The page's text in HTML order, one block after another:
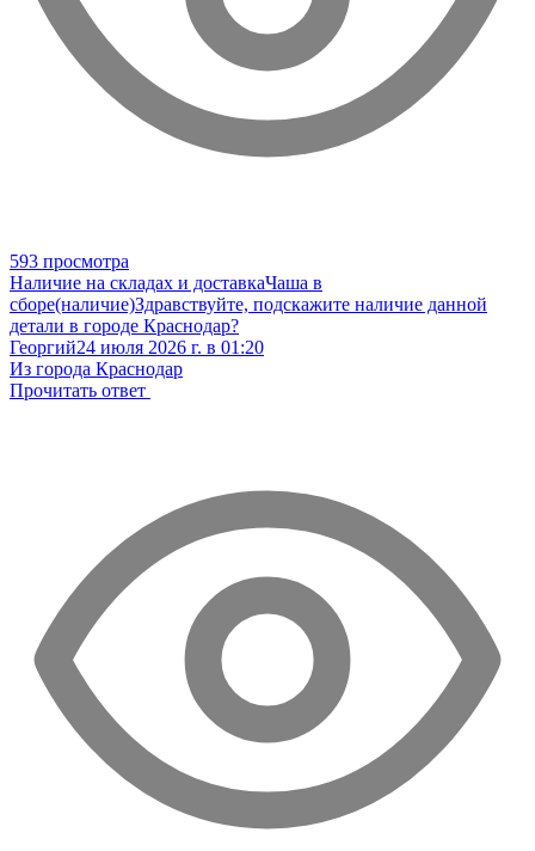
593 просмотра
Наличие на складах и доставкаЧаша в
сборе(наличие)Здравствуйте, подскажите наличие данной
детали в городе Краснодар?
Георгий24 июля 2026 г. в 01:20
Из города Краснодар
Прочитать ответ